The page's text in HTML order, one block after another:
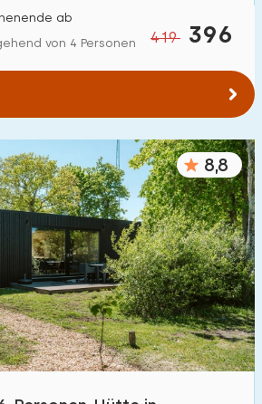
419 396
ab
von 4 Personen
8,8